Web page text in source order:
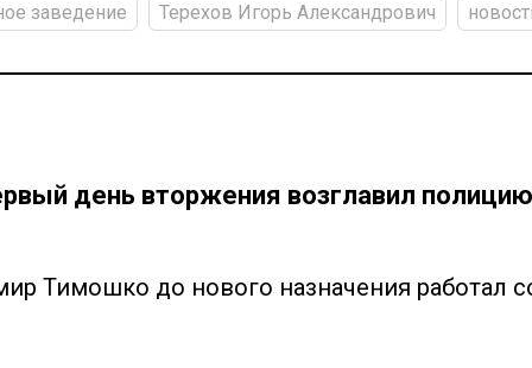
заведение Терехов Игорь Александрович
день вторжения возглавил
Тимошко до нового назначения работал